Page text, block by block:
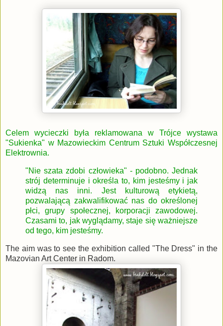
Celem wycieczki była reklamowana w Trójce wystawa
"Sukienka" w Mazowieckim Centrum Sztuki Współczesnej
Elektrownia.
"Nie szata zdobi człowieka" - podobno. Jednak
strój determinuje i określa to, kim jesteśmy i jak
widzą nas inni. Jest kulturową etykietą,
pozwalającą zakwalifikować nas do określonej
płci, grupy społecznej, korporacji zawodowej.
Czasami to, jak wyglądamy, staje się ważniejsze
od tego, kim jesteśmy.
The aim was to see the exhibition called "The Dress" in the
Mazovian Art Center in Radom.